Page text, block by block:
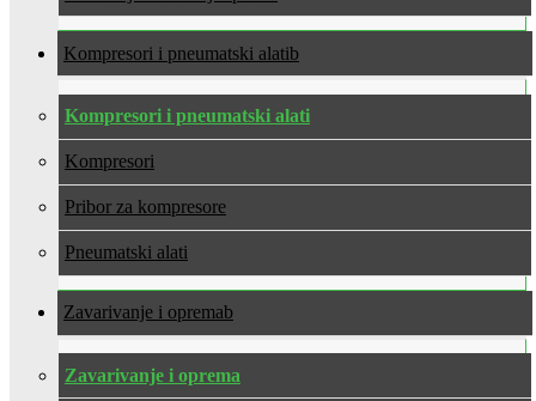
Kompresori i pneumatski alati
Kompresori i pneumatski alati
Kompresori
Pribor za kompresore
Pneumatski alati
Zavarivanje i oprema
Zavarivanje i oprema